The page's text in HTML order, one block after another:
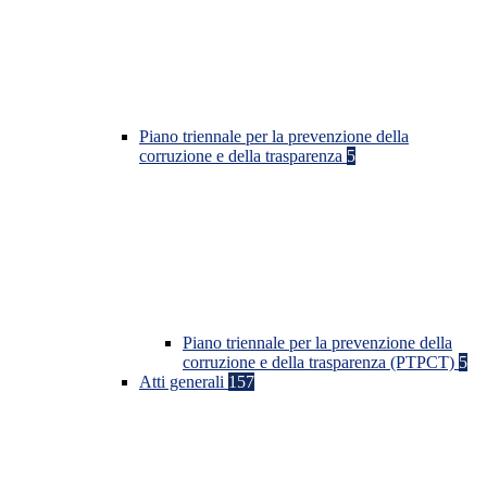
Piano triennale per la prevenzione della
corruzione e della trasparenza 5
Piano triennale per la prevenzione della
corruzione e della trasparenza (PTPCT) 5
Atti generali 157